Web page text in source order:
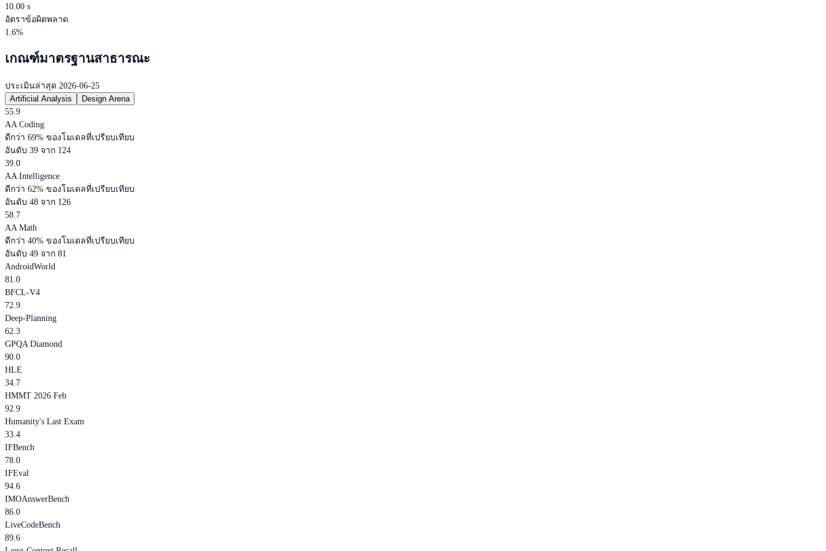
10.00 s
อัตราข้อผิดพลาด
1.6%
เกณฑ์มาตรฐานสาธารณะ
ประเมินล่าสุด 2026-06-25
Artificial Analysis
Design Arena
55.9
AA Coding
ดีกว่า 69% ของโมเดลที่เปรียบเทียบ
อันดับ 39 จาก 124
39.0
AA Intelligence
ดีกว่า 62% ของโมเดลที่เปรียบเทียบ
อันดับ 48 จาก 126
58.7
AA Math
ดีกว่า 40% ของโมเดลที่เปรียบเทียบ
อันดับ 49 จาก 81
AndroidWorld
81.0
BFCL-V4
72.9
Deep-Planning
62.3
GPQA Diamond
90.0
HLE
34.7
HMMT 2026 Feb
92.9
Humanity's Last Exam
33.4
IFBench
78.0
IFEval
94.6
IMOAnswerBench
86.0
LiveCodeBench
89.6